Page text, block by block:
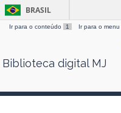
Skip
BRASIL
Ir para o conteúdo 1 Ir para o menu
Biblioteca digital MJ